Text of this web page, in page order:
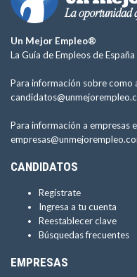
Un Mejor Empleo®
La Guía de Empleos de España
Para información sobre como
Para información a empresas
CANDIDATOS
Regístrate
Ingresa a tu cuenta
Reestablecer clave
Búsquedas frecuentes
EMPRESAS